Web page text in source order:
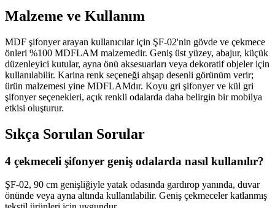
Malzeme ve Kullanım
MDF şifonyer arayan kullanıcılar için ŞF-02'nin gövde ve çekmece
önleri %100 MDFLAM malzemedir. Geniş üst yüzey, abajur, küçük
düzenleyici kutular, ayna önü aksesuarları veya dekoratif objeler için
kullanılabilir. Karina renk seçeneği ahşap desenli görünüm verir;
ürün malzemesi yine MDFLAMdır. Koyu gri şifonyer ve kül gri
şifonyer seçenekleri, açık renkli odalarda daha belirgin bir mobilya
etkisi oluşturur.
Sıkça Sorulan Sorular
4 çekmeceli şifonyer geniş odalarda nasıl kullanılır?
ŞF-02, 90 cm genişliğiyle yatak odasında gardırop yanında, duvar
önünde veya ayna altında kullanılabilir. Geniş çekmeceler katlanmış